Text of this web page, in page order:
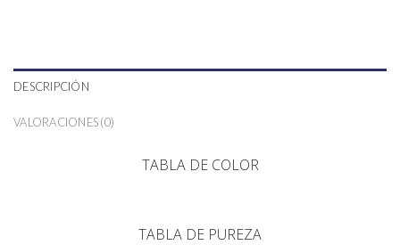
DESCRIPCIÓN
VALORACIONES (0)
TABLA DE COLOR
TABLA DE PUREZA